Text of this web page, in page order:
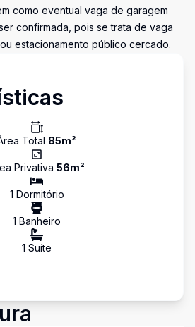
como eventual vaga de garagem
confirmada, pois se trata de vaga
estacionamento público cercado.
Total 85m²
Privativa 56m²
1 Dormitório
1 Banheiro
1 Suíte